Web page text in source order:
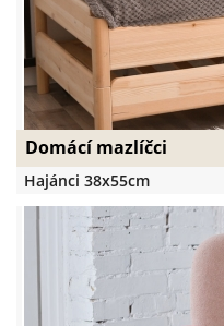
Domácí mazlíčci
Hajánci 38x55cm